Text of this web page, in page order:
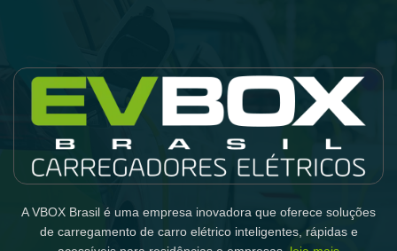
A VBOX Brasil é uma empresa inovadora que oferece soluções
de carregamento de carro elétrico inteligentes, rápidas e